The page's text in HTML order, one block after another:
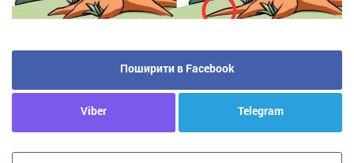
Поширити в Facebook
Viber Telegram